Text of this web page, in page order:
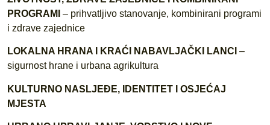
PROGRAMI – prihvatljivo stanovanje, kombinirani programi
i zdrave zajednice
LOKALNA HRANA I KRAĆI NABAVLJAČKI LANCI –
sigurnost hrane i urbana agrikultura
KULTURNO NASLJEĐE, IDENTITET I OSJEĆAJ
MJESTA